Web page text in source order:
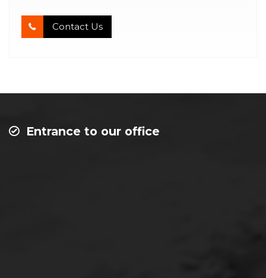
Contact Us
Entrance to our office